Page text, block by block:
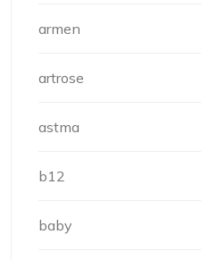
armen
artrose
astma
b12
baby